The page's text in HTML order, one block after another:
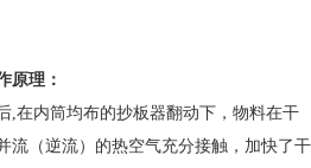
原理：
内筒均布的抄板器翻动下，物料在干
流（逆流）的热空气充分接触，加快了干